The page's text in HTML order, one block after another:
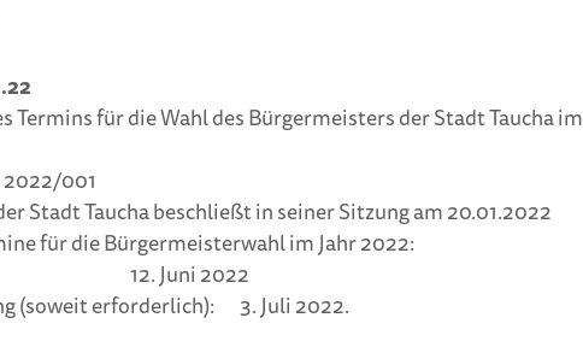
Termins für die Wahl des Bürgermeisters der Stadt Taucha im
2022/001
Stadt Taucha beschließt in seiner Sitzung am 20.01.2022
für die Bürgermeisterwahl im Jahr 2022:
12. Juni 2022
(soweit erforderlich): 3. Juli 2022.